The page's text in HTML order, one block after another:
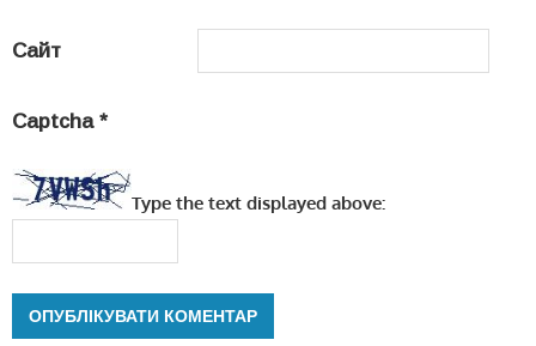
Сайт
Captcha *
Type the text displayed above: